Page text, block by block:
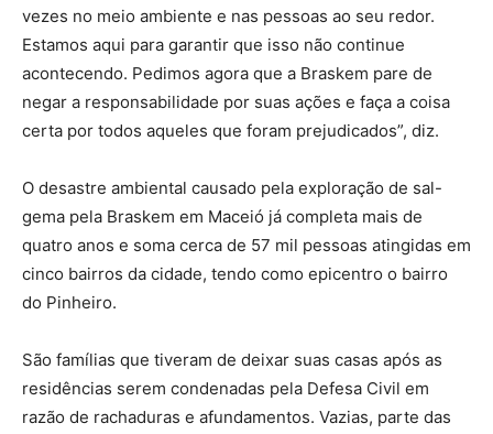
vezes no meio ambiente e nas pessoas ao seu redor.
Estamos aqui para garantir que isso não continue
acontecendo. Pedimos agora que a Braskem pare de
negar a responsabilidade por suas ações e faça a coisa
certa por todos aqueles que foram prejudicados”, diz.
O desastre ambiental causado pela exploração de sal-
gema pela Braskem em Maceió já completa mais de
quatro anos e soma cerca de 57 mil pessoas atingidas em
cinco bairros da cidade, tendo como epicentro o bairro
do Pinheiro.
São famílias que tiveram de deixar suas casas após as
residências serem condenadas pela Defesa Civil em
razão de rachaduras e afundamentos. Vazias, parte das